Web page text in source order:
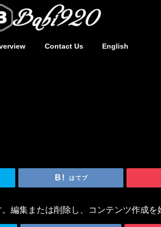
Contact Us English
はてブ
編集または削除し、コンテンツ作成を